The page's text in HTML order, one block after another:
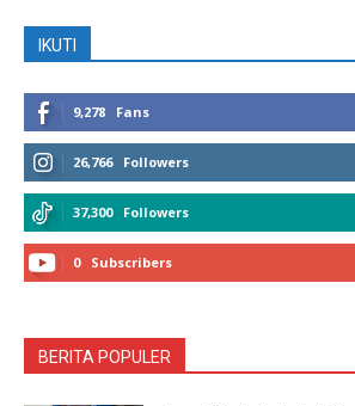
IKUTI
9,278 Fans
26,766 Followers
37,300 Followers
0 Subscribers
BERITA POPULER